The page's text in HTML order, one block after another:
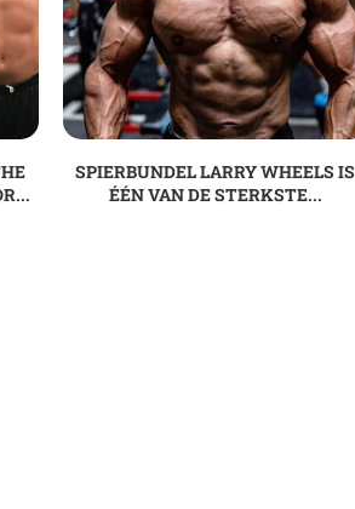
SPIERBUNDEL LARRY WHEELS IS
ÉÉN VAN DE STERKSTE...